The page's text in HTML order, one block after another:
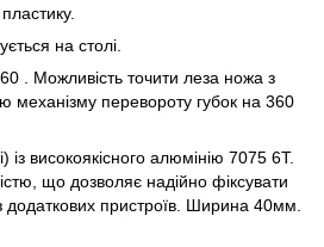
на столі.
. Можливість точити леза ножа з
механізму перевороту губок на 360
із високоякісного алюмінію 7075 6Т.
що дозволяє надійно фіксувати
додаткових пристроїв. Ширина 40мм.